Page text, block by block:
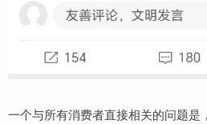
一个与所有消费者直接相关的问题是